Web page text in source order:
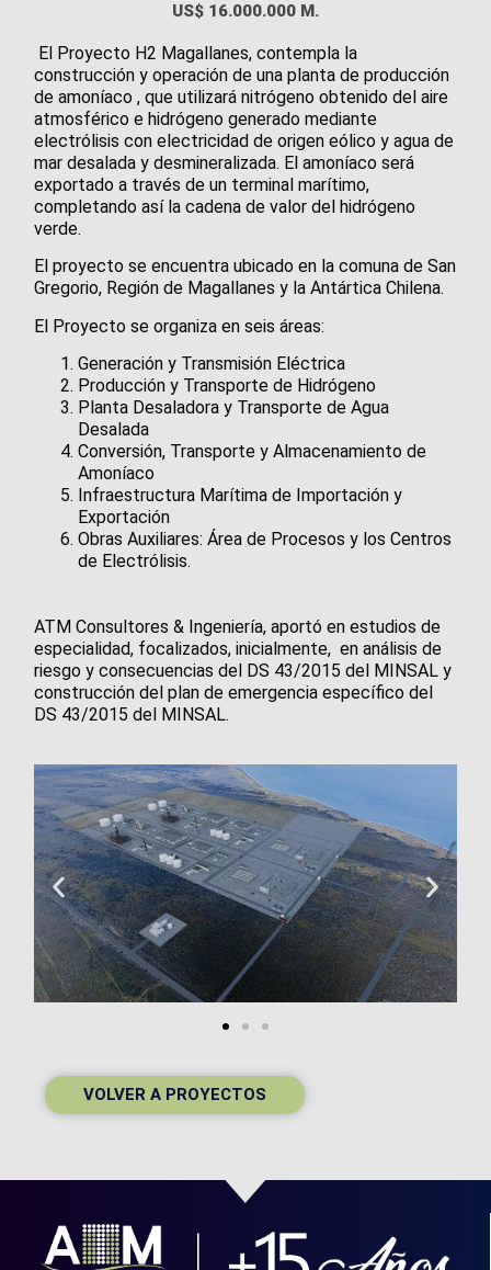
US$ 16.000.000 M.
El Proyecto H2 Magallanes, contempla la
construcción y operación de una planta de producción
de amoníaco , que utilizará nitrógeno obtenido del aire
atmosférico e hidrógeno generado mediante
electrólisis con electricidad de origen eólico y agua de
mar desalada y desmineralizada. El amoníaco será
exportado a través de un terminal marítimo,
completando así la cadena de valor del hidrógeno
verde.
El proyecto se encuentra ubicado en la comuna de San
Gregorio, Región de Magallanes y la Antártica Chilena.
El Proyecto se organiza en seis áreas:
Generación y Transmisión Eléctrica
Producción y Transporte de Hidrógeno
Planta Desaladora y Transporte de Agua
Desalada
Conversión, Transporte y Almacenamiento de
Amoníaco
Infraestructura Marítima de Importación y
Exportación
Obras Auxiliares: Área de Procesos y los Centros
de Electrólisis.
ATM Consultores & Ingeniería, aportó en estudios de
especialidad, focalizados, inicialmente, en análisis de
riesgo y consecuencias del DS 43/2015 del MINSAL y
construcción del plan de emergencia específico del
DS 43/2015 del MINSAL.
VOLVER A PROYECTOS